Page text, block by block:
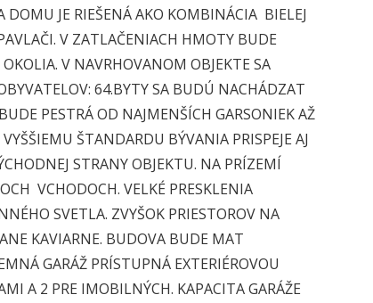
DOMU JE RIEŠENÁ AKO KOMBINÁCIA BIELEJ
V ZATLAČENIACH HMOTY BUDE
V NAVRHOVANOM OBJEKTE SA
64.BYTY SA BUDÚ NACHÁDZAT
PESTRÁ OD NAJMENŠÍCH GARSONIEKAŽ
ŠTANDARDU BÝVANIA PRISPEJE AJ
STRANY OBJEKTU. NA PRÍZEMÍ
VCHODOCH. VELKÉ PRESKLENIA
SVETLA. ZVYŠOK PRIESTOROV NA
KAVIARNE. BUDOVA BUDE MAT
GARÁŽ PRÍSTUPNÁ EXTERIÉROVOU
A 2 PRE IMOBILNÝCH. KAPACITA GARÁŽE